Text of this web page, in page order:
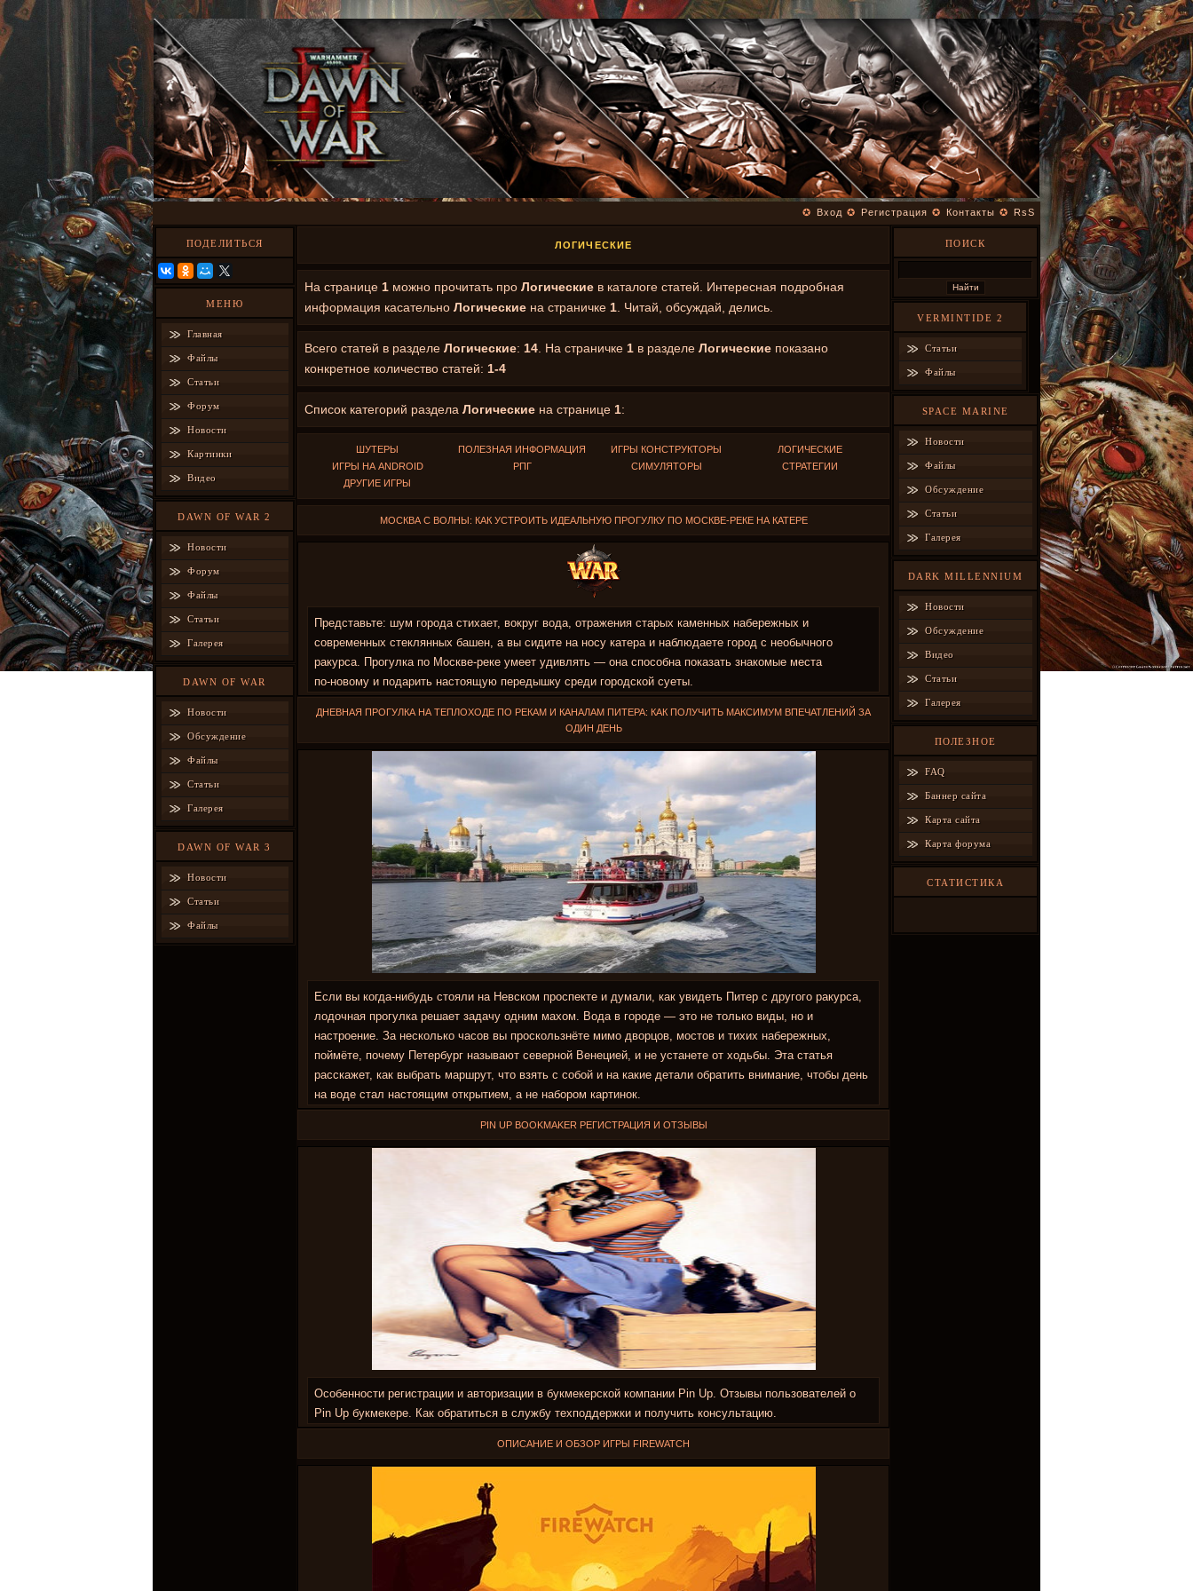
✪ Вход ✪ Регистрация ✪ Контакты ✪ RsS
ПОДЕЛИТЬСЯ
МЕНЮ
Главная
Файлы
Статьи
Форум
Новости
Картинки
Видео
DAWN OF WAR 2
Новости
Форум
Файлы
Статьи
Галерея
DAWN OF WAR
Новости
Обсуждение
Файлы
Статьи
Галерея
DAWN OF WAR 3
Новости
Статьи
Файлы
ЛОГИЧЕСКИЕ
На странице 1 можно прочитать про Логические в каталоге статей. Интересная подробная
информация касательно Логические на страничке 1 . Читай, обсуждай, делись.
Всего статей в разделе Логические: 14 . На страничке 1 в разделе Логические показано
конкретное количество статей: 1-4
Список категорий раздела Логические на странице 1:
ШУТЕРЫ ПОЛЕЗНАЯ ИНФОРМАЦИЯ ИГРЫ КОНСТРУКТОРЫ
ЛОГИЧЕСКИЕ
ИГРЫ НА ANDROID
РПГ СИМУЛЯТОРЫ
СТРАТЕГИИ
ДРУГИЕ ИГРЫ
МОСКВА С ВОЛНЫ: КАК УСТРОИТЬ ИДЕАЛЬНУЮ ПРОГУЛКУ ПО МОСКВЕ‑РЕКЕ НА КАТЕРЕ
Представьте: шум города стихает, вокруг вода, отражения старых каменных набережных и
современных стеклянных башен, а вы сидите на носу катера и наблюдаете город с необычного
ракурса. Прогулка по Москве‑реке умеет удивлять — она способна показать знакомые места
по‑новому и подарить настоящую передышку среди городской суеты.
ДНЕВНАЯ ПРОГУЛКА НА ТЕПЛОХОДЕ ПО РЕКАМ И КАНАЛАМ ПИТЕРА: КАК ПОЛУЧИТЬ МАКСИМУМ ВПЕЧАТЛЕНИЙ ЗА
ОДИН ДЕНЬ
Если вы когда-нибудь стояли на Невском проспекте и думали, как увидеть Питер с другого ракурса,
лодочная прогулка решает задачу одним махом. Вода в городе — это не только виды, но и
настроение. За несколько часов вы проскользнёте мимо дворцов, мостов и тихих набережных,
поймёте, почему Петербург называют северной Венецией, и не устанете от ходьбы. Эта статья
расскажет, как выбрать маршрут, что взять с собой и на какие детали обратить внимание, чтобы день
на воде стал настоящим открытием, а не набором картинок.
PIN UP BOOKMAKER РЕГИСТРАЦИЯ И ОТЗЫВЫ
Особенности регистрации и авторизации в букмекерской компании Pin Up. Отзывы пользователей о
Pin Up букмекере. Как обратиться в службу техподдержки и получить консультацию.
ОПИСАНИЕ И ОБЗОР ИГРЫ FIREWATCH
ПОИСК
VERMINTIDE 2
Статьи
Файлы
SPACE MARINE
Новости
Файлы
Обсуждение
Статьи
Галерея
DARK MILLENNIUM
Новости
Обсуждение
Видео
Статьи
Галерея
ПОЛЕЗНОЕ
FAQ
Баннер сайта
Карта сайта
Карта форума
СТАТИСТИКА